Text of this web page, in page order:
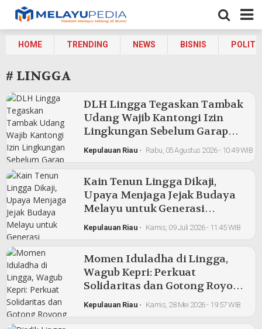
HOME TRENDING NEWS BISNIS
# LINGGA
DLH Lingga Tegaskan Tambak
Udang Wajib Kantongi Izin
Lingkungan Sebelum Garap
Lahan
Kepulauan Riau • Rabu, 05 Agustus 2026 - 10:49 WIB
Kain Tenun Lingga Dikaji,
Upaya Menjaga Jejak Budaya
Melayu untuk Generasi
Mendatang
Kepulauan Riau • Kamis, 09 Juli 2026 - 11:45 WIB
Momen Iduladha di Lingga,
Wagub Kepri: Perkuat
Solidaritas dan Gotong Royong
Seperti Nabi Ibrahim
Kepulauan Riau • Kamis, 28 Mei 2026 - 19:57 WIB